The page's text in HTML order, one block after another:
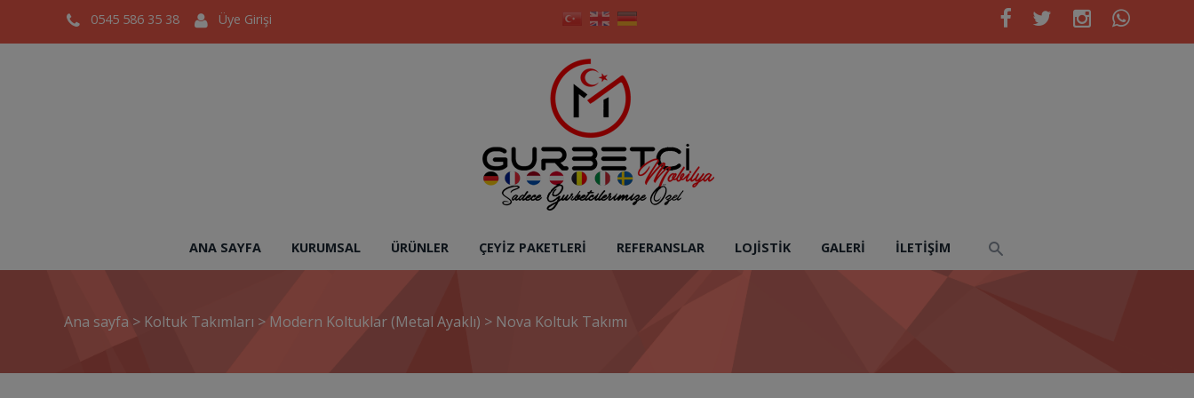
0545 586 35 38 Üye Girişi
ANA SAYFA KURUMSAL ÜRÜNLER ÇEYIZ PAKETLERI REFERANSLAR LOJISTIK GALERI İLETIŞIM
Ana sayfa > Koltuk Takımları > Modern Koltuklar (Metal Ayaklı) > Nova Koltuk Takımı